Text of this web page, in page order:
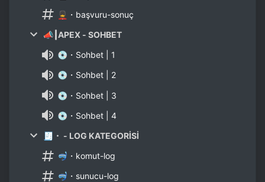
💂・başvuru-sonuç
📣┃APEX - SOHBET
💿・Sohbet | 1
💿・Sohbet | 2
💿・Sohbet | 3
💿・Sohbet | 4
🧾・ - LOG KATEGORİSİ
🤿・komut-log
🤿・sunucu-log